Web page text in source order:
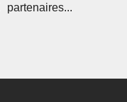
partenaires...